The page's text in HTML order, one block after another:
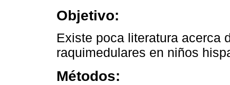
Objetivo:
Existe poca literatura acerca
raquimedulares en niños
Métodos: